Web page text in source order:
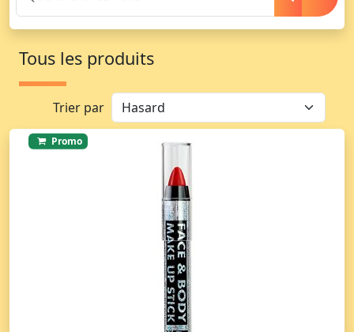
Tous les produits
Trier par
Promo